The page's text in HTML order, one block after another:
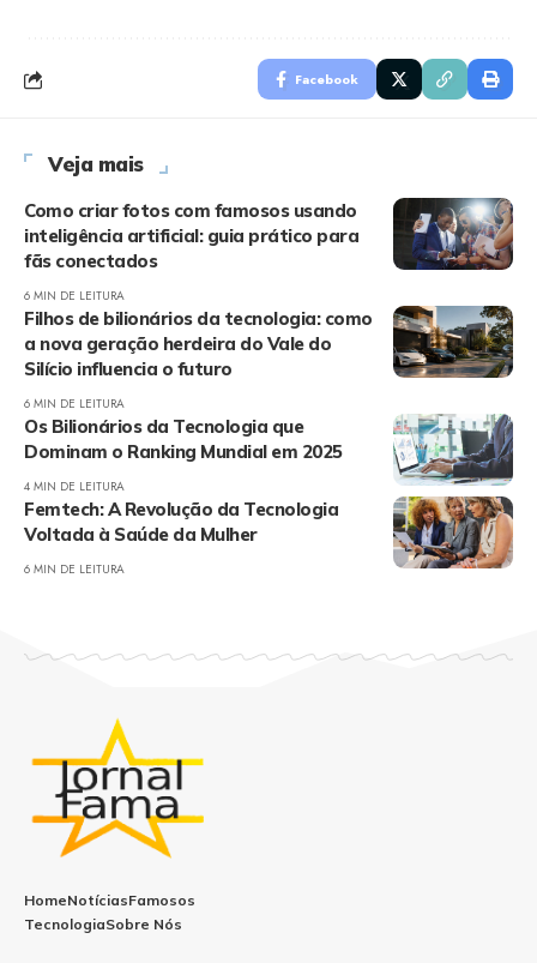
Facebook
Veja mais
Como criar fotos com famosos usando
inteligência artificial: guia prático para
fãs conectados
6 MIN DE LEITURA
Filhos de bilionários da tecnologia: como
a nova geração herdeira do Vale do
Silício influencia o futuro
6 MIN DE LEITURA
Os Bilionários da Tecnologia que
Dominam o Ranking Mundial em 2025
4 MIN DE LEITURA
Femtech: A Revolução da Tecnologia
Voltada à Saúde da Mulher
6 MIN DE LEITURA
HomeNotíciasFamosos
TecnologiaSobre Nós